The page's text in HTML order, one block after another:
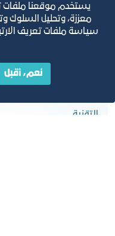
التقنية
يستخدم موقعنا ملفات
معززة، وتحليل السلوك
سياسة ملفات تعريف
نعم، أقبل